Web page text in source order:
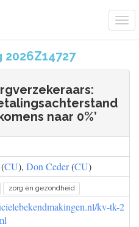
naar 0%’
CU), Don Ceder(CU)
zorg en gezondheid
kv-tk-2